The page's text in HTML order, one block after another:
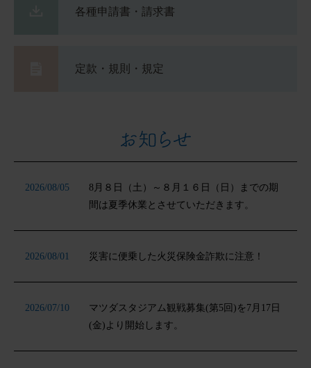
各種申請書・請求書
定款・規則・規定
2026/08/05
8月８日（土）～８月１６日（日）までの期
間は夏季休業とさせていただきます。
2026/08/01 災害に便乗した火災保険金詐欺に注意！
2026/07/10
マツダスタジアム観戦募集(第5回)を7月17日
(金)より開始します。